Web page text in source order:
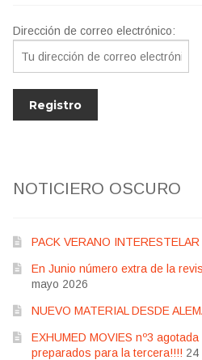
Dirección de correo electrónico:
NOTICIERO OSCURO
PACK VERANO
En Junio número extra de la
mayo 2026
NUEVO MATERIAL DESDE
EXHUMED MOVIES nº3
preparados para la tercera!!!! 24